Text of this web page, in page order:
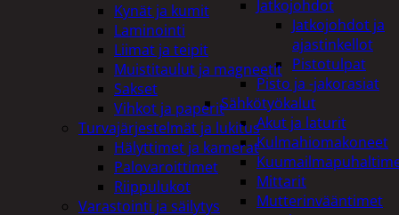
Jatkojohdot
Jatkojohdot ja
ajastinkellot
Pistotulpat
Pisto ja -jakorasiat
Sähkötyökalut
Akut ja laturit
Kulmahiomakoneet
Mittarit
Mutterinvääntimet
Kynät ja kumit
Laminointi
Liimat ja teipit
Muistitaulut ja magneetit
Sakset
Vihkot ja paperit
Turvajärjestelmät ja lukitus
Hälyttimet ja kamerat
Palovaroittimet
Riippulukot
Varastointi ja säilytys